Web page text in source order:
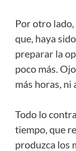
Por otro
que, haya
preparar la
poco más.
más horas, ni
Todo lo
tiempo, que
produzca los